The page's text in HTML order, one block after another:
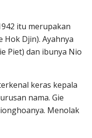
itu merupakan
Hok Djin). Ayahnya
Piet) dan ibunya Nio
keras kepala
nama. Gie
Menolak